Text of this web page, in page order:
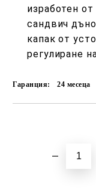
изработен
сандвич дъно
капак от
регулиране
Гаранция: 24 месеца